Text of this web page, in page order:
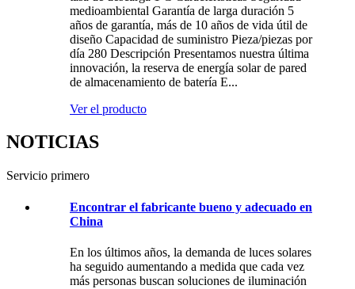
medioambiental Garantía de larga duración 5
años de garantía, más de 10 años de vida útil de
diseño Capacidad de suministro Pieza/piezas por
día 280 Descripción Presentamos nuestra última
innovación, la reserva de energía solar de pared
de almacenamiento de batería E...
Ver el producto
NOTICIAS
Servicio primero
Encontrar el fabricante bueno y adecuado en
China
En los últimos años, la demanda de luces solares
ha seguido aumentando a medida que cada vez
más personas buscan soluciones de iluminación